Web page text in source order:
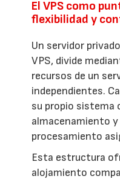
El VPS como
flexibilidad y
Un servidor
VPS, divide
recursos de un
independientes.
su propio sistema
almacenamiento y
procesamiento
Esta estructura
alojamiento